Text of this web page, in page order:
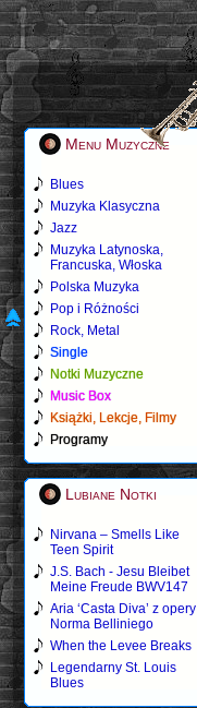
Menu Muzyczne
Blues
Muzyka Klasyczna
Jazz
Muzyka Latynoska,
Francuska, Włoska
Polska Muzyka
Pop i Różności
Rock, Metal
Single
Notki Muzyczne
Music Box
Książki, Lekcje, Filmy
Programy
Lubiane Notki
Nirvana – Smells Like
Teen Spirit
J.S. Bach - Jesu Bleibet
Meine Freude BWV147
Aria ‘Casta Diva’ z opery
Norma Belliniego
When the Levee Breaks
Legendarny St. Louis
Blues